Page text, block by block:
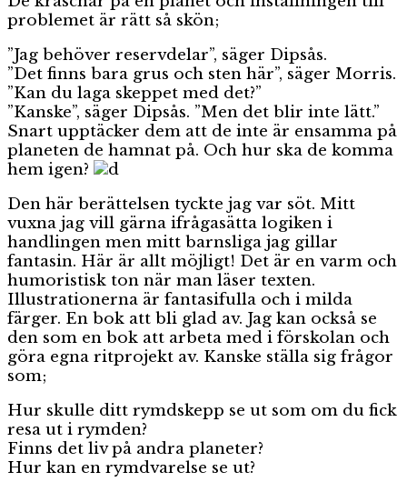
problemet är rätt så skön;
”Jag behöver reservdelar”, säger Dipsås.
”Det finns bara grus och sten här”, säger Morris.
”Kan du laga skeppet med det?”
”Kanske”, säger Dipsås. ”Men det blir inte lätt.”
Snart upptäcker dem att de inte är ensamma på
planeten de hamnat på. Och hur ska de komma
hem igen?
Den här berättelsen tyckte jag var söt. Mitt
vuxna jag vill gärna ifrågasätta logiken i
handlingen men mitt barnsliga jag gillar
fantasin. Här är allt möjligt! Det är en varm och
humoristisk ton när man läser texten.
Illustrationerna är fantasifulla och i milda
färger. En bok att bli glad av. Jag kan också se
den som en bok att arbeta med i förskolan och
göra egna ritprojekt av. Kanske ställa sig frågor
som;
Hur skulle ditt rymdskepp se ut som om du fick
resa ut i rymden?
Finns det liv på andra planeter?
Hur kan en rymdvarelse se ut?